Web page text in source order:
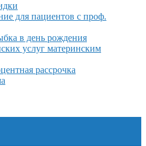
для пациентов с проф.
в день рождения
услуг материнским
рассрочка